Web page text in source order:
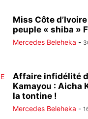
Miss Côte
peuple « shiba »
Mercedes Beleheka -
Affaire infidélité
Kamayou : Aicha
la tontine !
Mercedes Beleheka -